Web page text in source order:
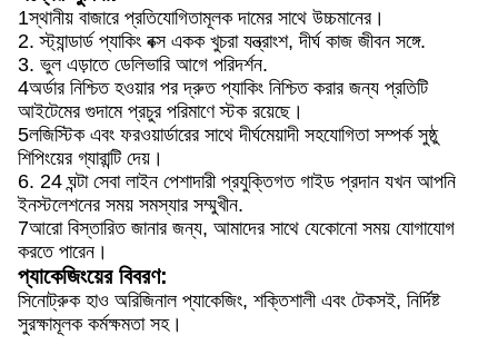
1স্থানীয় বাজারে প্রতিযোগিতামূলক দামের সাথে উচ্চমানের।
2. স্ট্যান্ডার্ড প্যাকিং বক্স একক খুচরা যন্ত্রাংশ, দীর্ঘ কাজ জীবন সঙ্গে.
3. ভুল এড়াতে ডেলিভারি আগে পরিদর্শন.
4অর্ডার নিশ্চিত হওয়ার পর দ্রুত প্যাকিং নিশ্চিত করার জন্য প্রতিটি
আইটেমের গুদামে প্রচুর পরিমাণে স্টক রয়েছে।
5লজিস্টিক এবং ফরওয়ার্ডারের সাথে দীর্ঘমেয়াদী সহযোগিতা সম্পর্ক সুষ্ঠু
শিপিংয়ের গ্যারান্টি দেয়।
6. 24 ঘন্টা সেবা লাইন পেশাদারী প্রযুক্তিগত গাইড প্রদান যখন আপনি
ইনস্টলেশনের সময় সমস্যার সম্মুখীন.
7আরো বিস্তারিত জানার জন্য, আমাদের সাথে যেকোনো সময় যোগাযোগ
করতে পারেন।
প্যাকেজিংয়ের বিবরণ:
সিনোট্রুক হাও অরিজিনাল প্যাকেজিং, শক্তিশালী এবং টেকসই, নির্দিষ্ট
সুরক্ষামূলক কর্মক্ষমতা সহ।